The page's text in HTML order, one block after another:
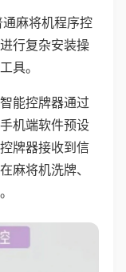
麻将机程序控
行复杂安装操
具。
能控牌器通过
机端软件预设
牌器接收到信
麻将机洗牌、